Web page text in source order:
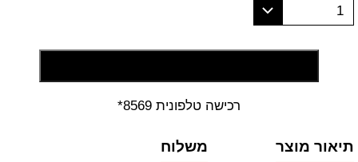
1
רכישה טלפונית 8569*
תיאור מוצר משלוח